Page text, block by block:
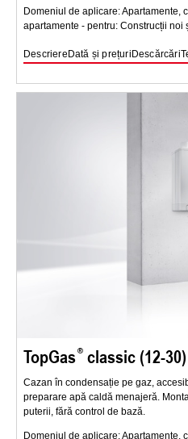
Domeniul de aplicare: Apartamente,
apartamente - pentru: Construcții noi
DescriereDată și prețuriDescărcări
TopGas classic (12-30)
Cazan în condensație pe gaz,
preparare apă caldă menajeră.
puterii, fără control de bază.
Domeniul de aplicare: Apartamente,